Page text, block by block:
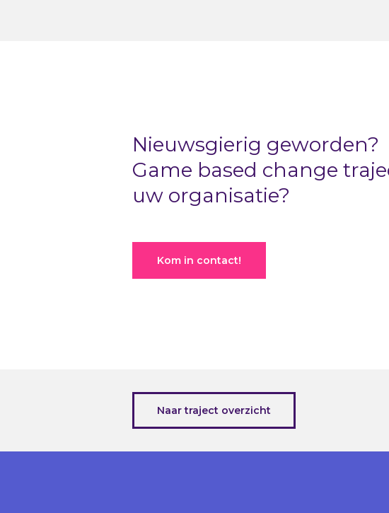
Nieuwsgierig geworden?
Game based change
uw organisatie?
Kom in contact!
Naar traject overzicht